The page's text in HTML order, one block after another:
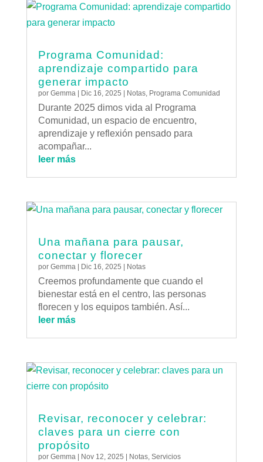
Programa Comunidad:
aprendizaje compartido para
generar impacto
por Gemma | Dic 16, 2025 | Notas, Programa Comunidad
Durante 2025 dimos vida al Programa
Comunidad, un espacio de encuentro,
aprendizaje y reflexión pensado para
acompañar...
leer más
Una mañana para pausar,
conectar y florecer
por Gemma| Dic 16, 2025 | Notas
Creemos profundamente que cuando el
bienestar está en el centro, las personas
florecen y los equipos también. Así...
leer más
Revisar, reconocer y celebrar:
claves para un cierre con
propósito
por Gemma| Nov 12, 2025 Notas, Servicios